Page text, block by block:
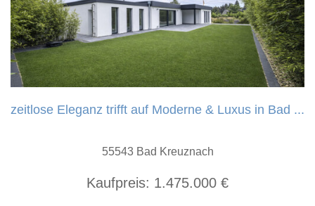
zeitlose Eleganz trifft auf Moderne & Luxus in Bad ...
55543 Bad Kreuznach
Kaufpreis: 1.475.000 €